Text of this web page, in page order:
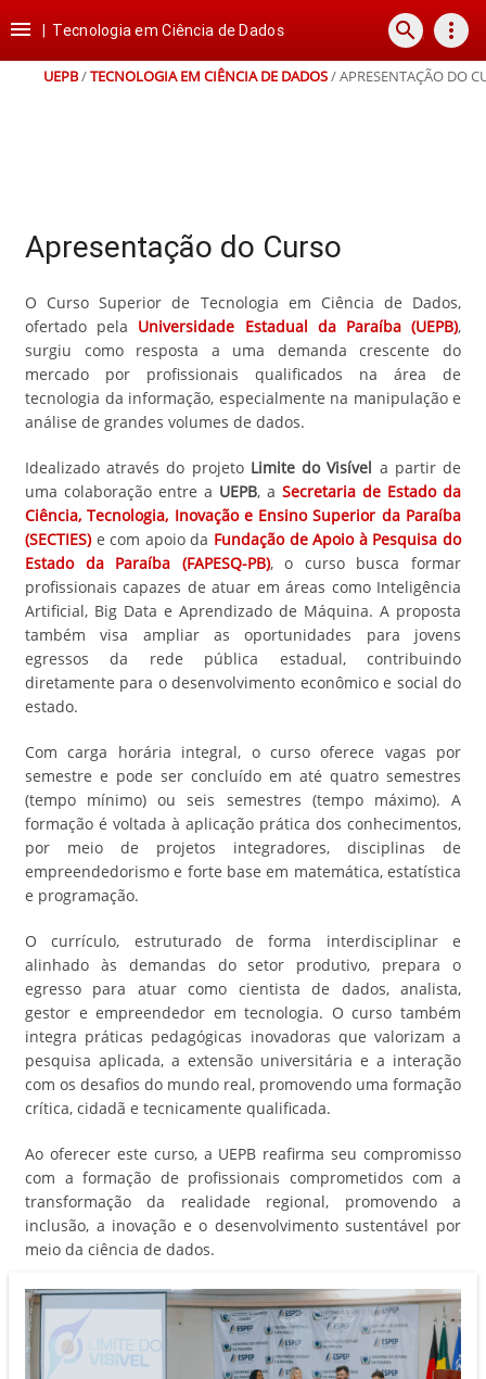
para
conteúdo
para
para
para
rodapé
 Tecnologia em Ciência de Dados search more_vert
UEPB/TECNOLOGIA EM CIÊNCIA DE DADOS/APRESENTAÇÃO DO
Apresentação do Curso
O Curso Superior de Tecnologia em Ciência de Dados,
ofertado pela Universidade Estadual da Paraíba (UEPB),
surgiu como resposta a uma demanda crescente do
mercado por profissionais qualificados na área de
tecnologia da informação, especialmente na manipulação e
análise de grandes volumes de dados.
Idealizado através do projeto Limite do Visível a partir de
uma colaboração entre a UEPB, a Secretaria de Estado da
Ciência, Tecnologia, Inovação e Ensino Superior da Paraíba
(SECTIES)e com apoio da Fundação de Apoio à Pesquisa do
Estado da Paraíba (FAPESQ-PB), o curso busca formar
profissionais capazes de atuar em áreas como Inteligência
Artificial, Big Data e Aprendizado de Máquina. A proposta
também visa ampliar as oportunidades para jovens
egressos da rede pública estadual, contribuindo
diretamente para o desenvolvimento econômico e social do
estado.
Com carga horária integral, o curso oferece vagas por
semestre e pode ser concluído em até quatro semestres
(tempo mínimo) ou seis semestres (tempo máximo). A
formação é voltada à aplicação prática dos conhecimentos,
por meio de projetos integradores, disciplinas de
empreendedorismo e forte base em matemática, estatística
e programação.
O currículo, estruturado de forma interdisciplinar e
alinhado às demandas do setor produtivo, prepara o
egresso para atuar como cientista de dados, analista,
gestor e empreendedor em tecnologia. O curso também
integra práticas pedagógicas inovadoras que valorizam a
pesquisa aplicada, a extensão universitária e a interação
com os desafios do mundo real, promovendo uma formação
crítica, cidadã e tecnicamente qualificada.
Ao oferecer este curso, a UEPB reafirma seu compromisso
com a formação de profissionais comprometidos com a
transformação da realidade regional, promovendo a
inclusão, a inovação e o desenvolvimento sustentável por
meio da ciência de dados.